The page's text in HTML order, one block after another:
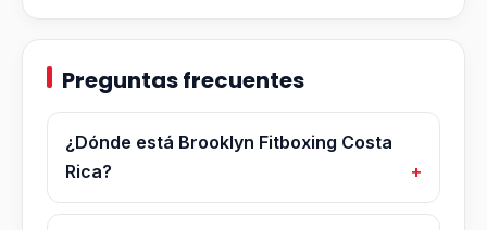
Preguntas frecuentes
¿Dónde está Brooklyn Fitboxing Costa
Rica?